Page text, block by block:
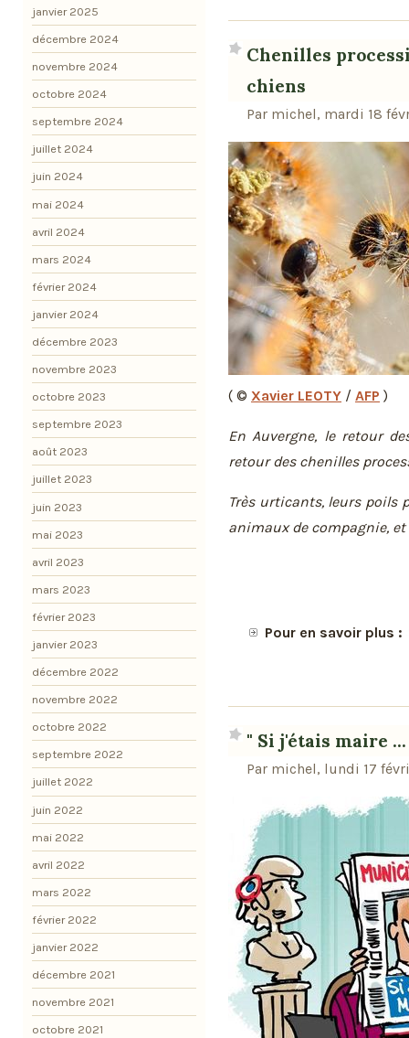
Chenilles
chiens
Par michel, mardi 18
( © Xavier LEOTY / AFP )
En Auvergne, le retour
retour des chenilles
Très urticants, leurs poils
animaux de compagnie,
Pour en savoir plus :
" Si j'étais maire ...
Par michel, lundi 17
janvier 2025
décembre 2024
novembre 2024
octobre 2024
septembre 2024
juillet 2024
juin 2024
mai 2024
avril 2024
mars 2024
février 2024
janvier 2024
décembre 2023
novembre 2023
octobre 2023
septembre 2023
août 2023
juillet 2023
juin 2023
mai 2023
avril 2023
mars 2023
février 2023
janvier 2023
décembre 2022
novembre 2022
octobre 2022
septembre 2022
juillet 2022
juin 2022
mai 2022
avril 2022
mars 2022
février 2022
janvier 2022
décembre 2021
novembre 2021
octobre 2021